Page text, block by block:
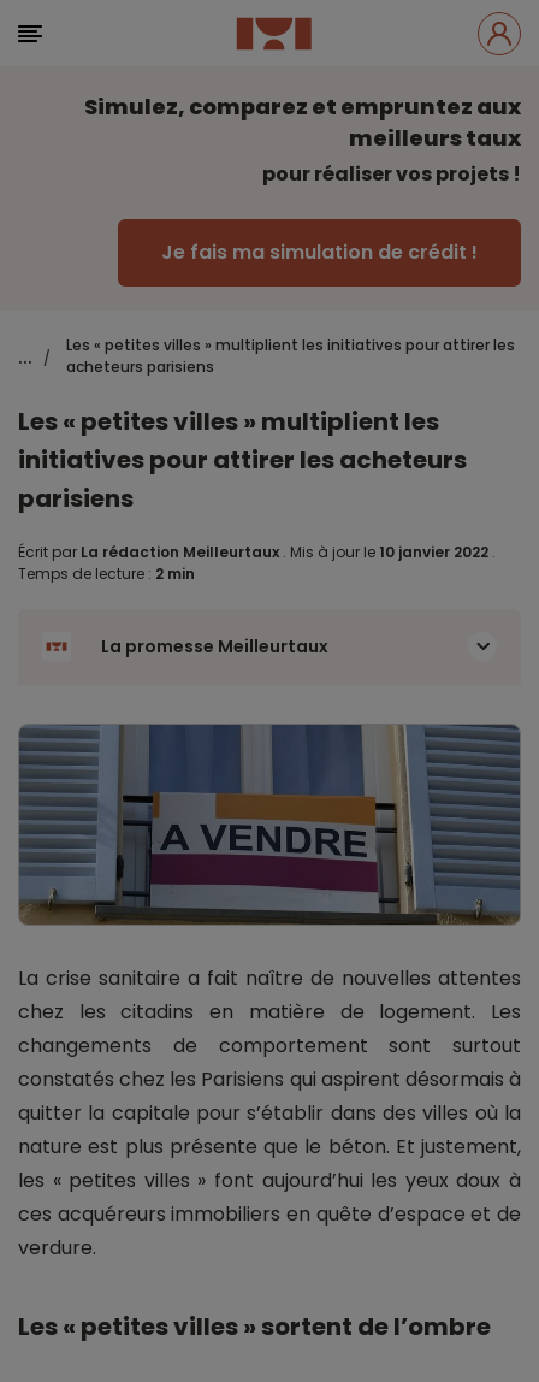
Simulez, comparez et empruntez aux
meilleurs taux
pour réaliser vos projets !
Je fais ma simulation de crédit !
... /
Les « petites villes » multiplient les initiatives pour attirer les
acheteurs parisiens
Les « petites villes » multiplient les
initiatives pour attirer les acheteurs
parisiens
Écrit par La rédaction Meilleurtaux . Mis à jour le 10 janvier 2022 .
Temps de lecture : 2 min
La promesse Meilleurtaux
La crise sanitaire a fait naître de nouvelles attentes
chez les citadins en matière de logement. Les
changements de comportement sont surtout
constatés chez les Parisiens qui aspirent désormais à
quitter la capitale pour s’établir dans des villes où la
nature est plus présente que le béton. Et justement,
les « petites villes » font aujourd’hui les yeux doux à
ces acquéreurs immobiliers en quête d’espace et de
verdure.
Les « petites villes » sortent de l’ombre